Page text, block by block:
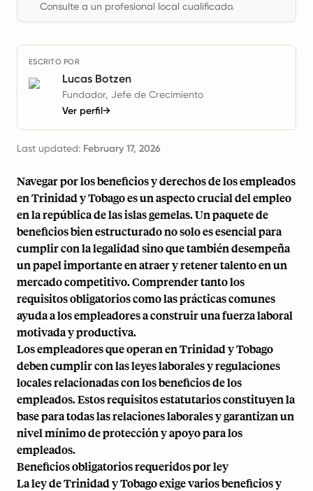
Consulte a un profesional local cualificado.
ESCRITO POR
Lucas Botzen
Fundador, Jefe de Crecimiento
Ver perfil→
Last updated: February 17, 2026
Navegar por los beneficios y derechos de los empleados
en Trinidad y Tobago es un aspecto crucial del empleo
en la república de las islas gemelas. Un paquete de
beneficios bien estructurado no solo es esencial para
cumplir con la legalidad sino que también desempeña
un papel importante en atraer y retener talento en un
mercado competitivo. Comprender tanto los
requisitos obligatorios como las prácticas comunes
ayuda a los empleadores a construir una fuerza laboral
motivada y productiva.
Los empleadores que operan en Trinidad y Tobago
deben cumplir con las leyes laborales y regulaciones
locales relacionadas con los beneficios de los
empleados. Estos requisitos estatutarios constituyen la
base para todas las relaciones laborales y garantizan un
nivel mínimo de protección y apoyo para los
empleados.
Beneficios obligatorios requeridos por ley
La ley de Trinidad y Tobago exige varios beneficios y